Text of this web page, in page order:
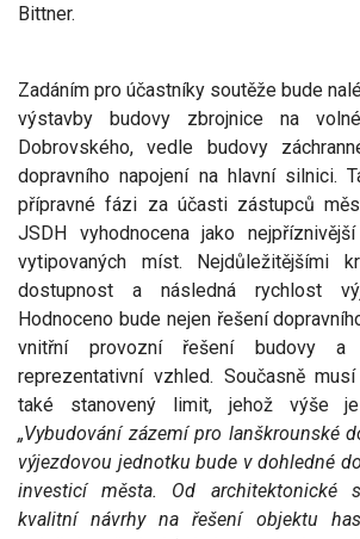
Bittner.
Zadáním pro účastníky soutěže bude
výstavby budovy zbrojnice na
Dobrovského, vedle budovy
dopravního napojení na hlavní silnici.
přípravné fázi za účasti zástupců
JSDH vyhodnocena jako
vytipovaných míst. Nejdůležitějšími
dostupnost a následná rychlost
Hodnoceno bude nejen řešení
vnitřní provozní řešení budovy
reprezentativní vzhled. Současně
také stanovený limit, jehož výše
„Vybudování zázemí pro lanškrounské
výjezdovou jednotku bude v dohledné
investicí města. Od architektonické
kvalitní návrhy na řešení objektu